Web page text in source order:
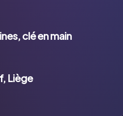
clé en main
Liège